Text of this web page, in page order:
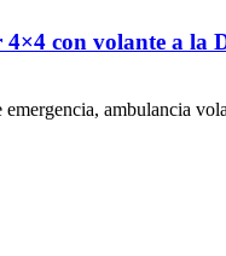
con volante a la
ambulancia